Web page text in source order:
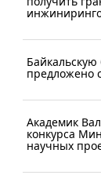
Байкальскую
предложено
Академик
конкурса
научных